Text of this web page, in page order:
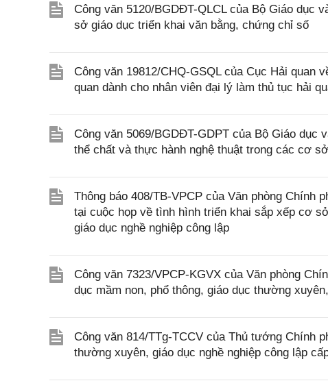
Công văn 5120/BGDĐT-QLCL của Bộ Giáo dục
sở giáo dục triển khai văn bằng, chứng chỉ số
Công văn 19812/CHQ-GSQL của Cục Hải quan
quan dành cho nhân viên đại lý làm thủ tục hải
Công văn 5069/BGDĐT-GDPT của Bộ Giáo
thể chất và thực hành nghệ thuật trong các cơ
Thông báo 408/TB-VPCP của Văn phòng Chính
tại cuộc họp về tình hình triển khai sắp xếp cơ
giáo dục nghề nghiệp công lập
Công văn 7323/VPCP-KGVX của Văn phòng
dục mầm non, phổ thông, giáo dục thường
Công văn 814/TTg-TCCV của Thủ tướng Chính
thường xuyên, giáo dục nghề nghiệp công lập